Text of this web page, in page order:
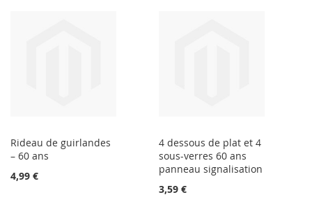
Rideau de guirlandes
– 60 ans
4,99 €
4 dessous de plat et 4
sous-verres 60 ans
panneau signalisation
3,59 €